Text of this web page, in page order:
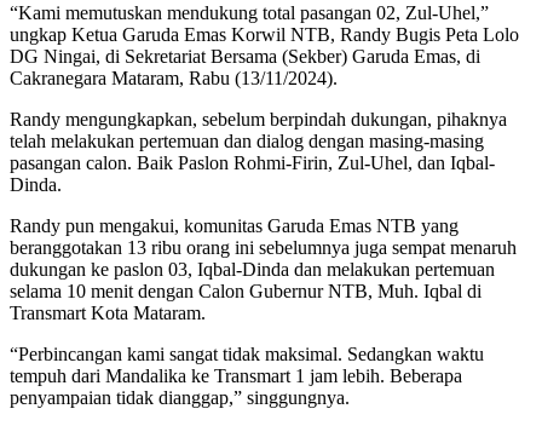
“Kami memutuskan mendukung total pasangan 02, Zul-Uhel,”
ungkap Ketua Garuda Emas Korwil NTB, Randy Bugis Peta Lolo
DG Ningai, di Sekretariat Bersama (Sekber) Garuda Emas, di
Cakranegara Mataram, Rabu (13/11/2024).
Randy mengungkapkan, sebelum berpindah dukungan, pihaknya
telah melakukan pertemuan dan dialog dengan masing-masing
pasangan calon. Baik Paslon Rohmi-Firin, Zul-Uhel, dan Iqbal-
Dinda.
Randy pun mengakui, komunitas Garuda Emas NTB yang
beranggotakan 13 ribu orang ini sebelumnya juga sempat menaruh
dukungan ke paslon 03, Iqbal-Dinda dan melakukan pertemuan
selama 10 menit dengan Calon Gubernur NTB, Muh. Iqbal di
Transmart Kota Mataram.
“Perbincangan kami sangat tidak maksimal. Sedangkan waktu
tempuh dari Mandalika ke Transmart 1 jam lebih. Beberapa
penyampaian tidak dianggap,” singgungnya.